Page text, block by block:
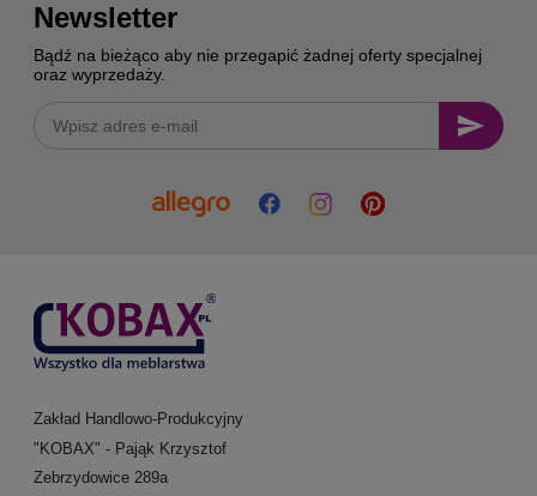
Newsletter
Bądź na bieżąco aby nie przegapić żadnej oferty specjalnej
oraz wyprzedaży.
Zakład Handlowo-Produkcyjny
"KOBAX" - Pająk Krzysztof
Zebrzydowice 289a